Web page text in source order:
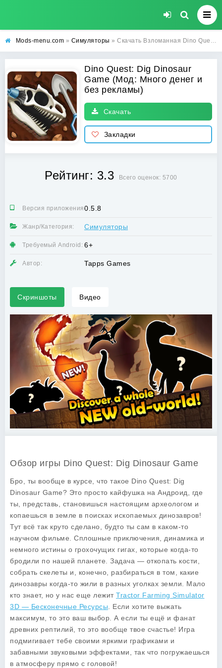
Mods-menu.com » Симуляторы » Скачать Взломанная Dino Quest: Dig Dinosaur Game на Андроид (Много денег и без рекламы)
Dino Quest: Dig Dinosaur
Game (Мод: Много денег и
без рекламы)
Скачать
Закладки
Рейтинг: 3.3 Всего оценок: 5700
Версия приложения:0.5.8
Жанр/Категория: Симуляторы
Требуемый Android: 6+
Автор: Tapps Games
Скриншоты Видео
Обзор игры Dino Quest: Dig Dinosaur Game
Бро, ты вообще в курсе, что такое Dino Quest: Dig
Dinosaur Game? Это просто кайфушка на Андроид, где
ты, представь, становишься настоящим археологом и
копаешься в земле в поисках ископаемых динозавров!
Тут всё так круто сделано, будто ты сам в каком-то
научном фильме. Сплошные приключения, динамика и
немного истины о грохочущих гигах, которые когда-то
бродили по нашей планете. Задача — откопать кости,
собрать скелеты и, конечно, разбираться в том, какие
динозавры когда-то жили в разных уголках земли. Мало
кто знает, но у нас еще лежит Tractor Farming Simulator
3D — Бесконечные Ресурсы . Если хотите выжать
максимум, то это ваш выбор. А если ты ещё и фанат
древних рептилий, то это вообще твое счастье! Игра
подмигивает тебе своими яркими графиками и
забавными звуковыми эффектами, так что погружаешься
в атмосферу прямо с головой!